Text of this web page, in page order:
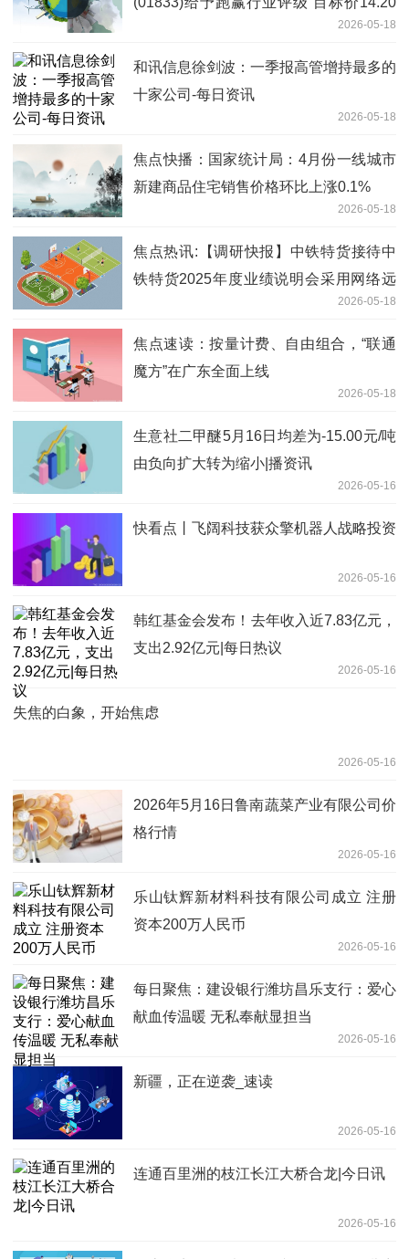
2026-05-18
和讯信息徐剑波：一季报高管增持最多的
十家公司-每日资讯
2026-05-18
焦点快播：国家统计局：4月份一线城市
新建商品住宅销售价格环比上涨0.1%
2026-05-18
焦点热讯:【调研快报】中铁特货接待中
铁特货2025年度业绩说明会采用网络远
程方式进行,面向全体投资者调研2026-05-18
焦点速读：按量计费、自由组合，“联通
魔方”在广东全面上线
2026-05-18
生意社二甲醚5月16日均差为-15.00元/吨
由负向扩大转为缩小|播资讯
2026-05-16
快看点丨飞阔科技获众擎机器人战略投资
2026-05-16
韩红基金会发布！去年收入近7.83亿元，
支出2.92亿元|每日热议
2026-05-16
失焦的白象，开始焦虑
2026-05-16
2026年5月16日鲁南蔬菜产业有限公司价
格行情
2026-05-16
乐山钛辉新材料科技有限公司成立 注册
资本200万人民币
2026-05-16
每日聚焦：建设银行潍坊昌乐支行：爱心
献血传温暖 无私奉献显担当
2026-05-16
新疆，正在逆袭_速读
2026-05-16
连通百里洲的枝江长江大桥合龙|今日讯
2026-05-16